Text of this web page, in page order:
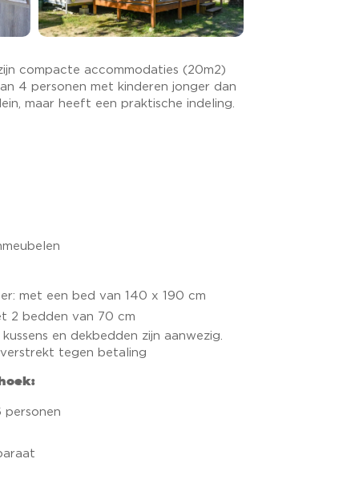
compacte accommodaties (20m2)
4 personen met kinderen jonger dan
maar heeft een praktische indeling.
met een bed van 140 x 190 cm
2 bedden van 70 cm
en dekbedden zijn aanwezig.
tegen betaling
personen